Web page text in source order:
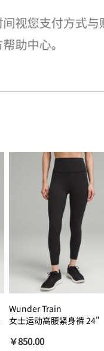
Wunder Train
女士运动高腰紧身裤 24"
￥850.00